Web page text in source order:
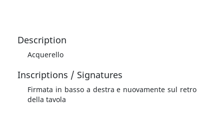
Description
Acquerello
Inscriptions / Signatures
Firmata in basso a destra e nuovamente sul retro
della tavola